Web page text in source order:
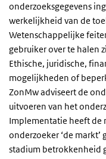
onderzoeksgegevens
werkelijkheid van de
Wetenschappelijke
gebruiker over te halen
Ethische, juridische,
mogelijkheden of
ZonMw adviseert de
uitvoeren van het
Implementatie heeft de
onderzoeker ‘de markt’
stadium betrokkenheid